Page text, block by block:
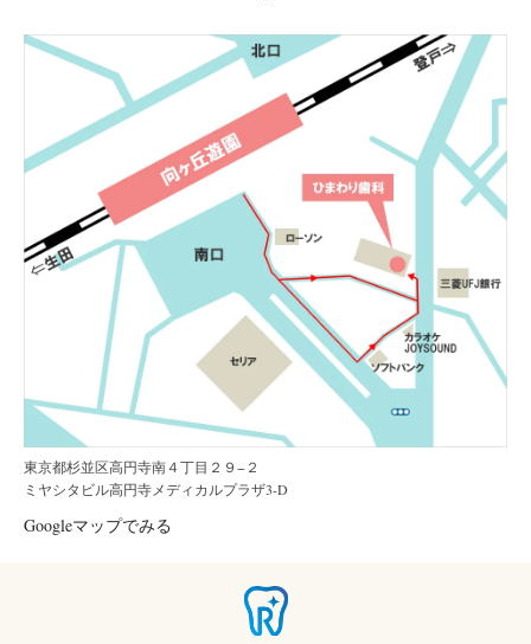
東京都杉並区高円寺南４丁目２９−２
ミヤシタビル高円寺メディカルプラザ3-D
Googleマップでみる